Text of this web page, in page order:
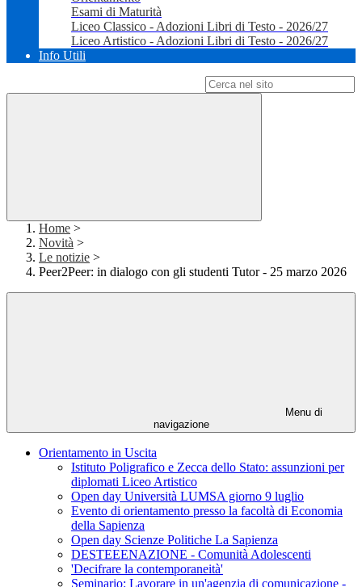
Esami di Maturità
Liceo Classico - Adozioni Libri di Testo - 2026/27
Liceo Artistico - Adozioni Libri di Testo - 2026/27
Info Utili
Home >
Novità >
Le notizie >
Peer2Peer: in dialogo con gli studenti Tutor - 25 marzo 2026
Menu di
navigazione
Orientamento in Uscita
Istituto Poligrafico e Zecca dello Stato: assunzioni per
diplomati Liceo Artistico
Open day Università LUMSA giorno 9 luglio
Evento di orientamento presso la facoltà di Economia
della Sapienza
Open day Scienze Politiche La Sapienza
DESTEEENAZIONE - Comunità Adolescenti
'Decifrare la contemporaneità'
Seminario: Lavorare in un'agenzia di comunicazione -